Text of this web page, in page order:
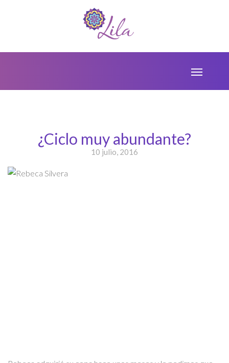
¿Ciclo muy abundante?
10 julio, 2016